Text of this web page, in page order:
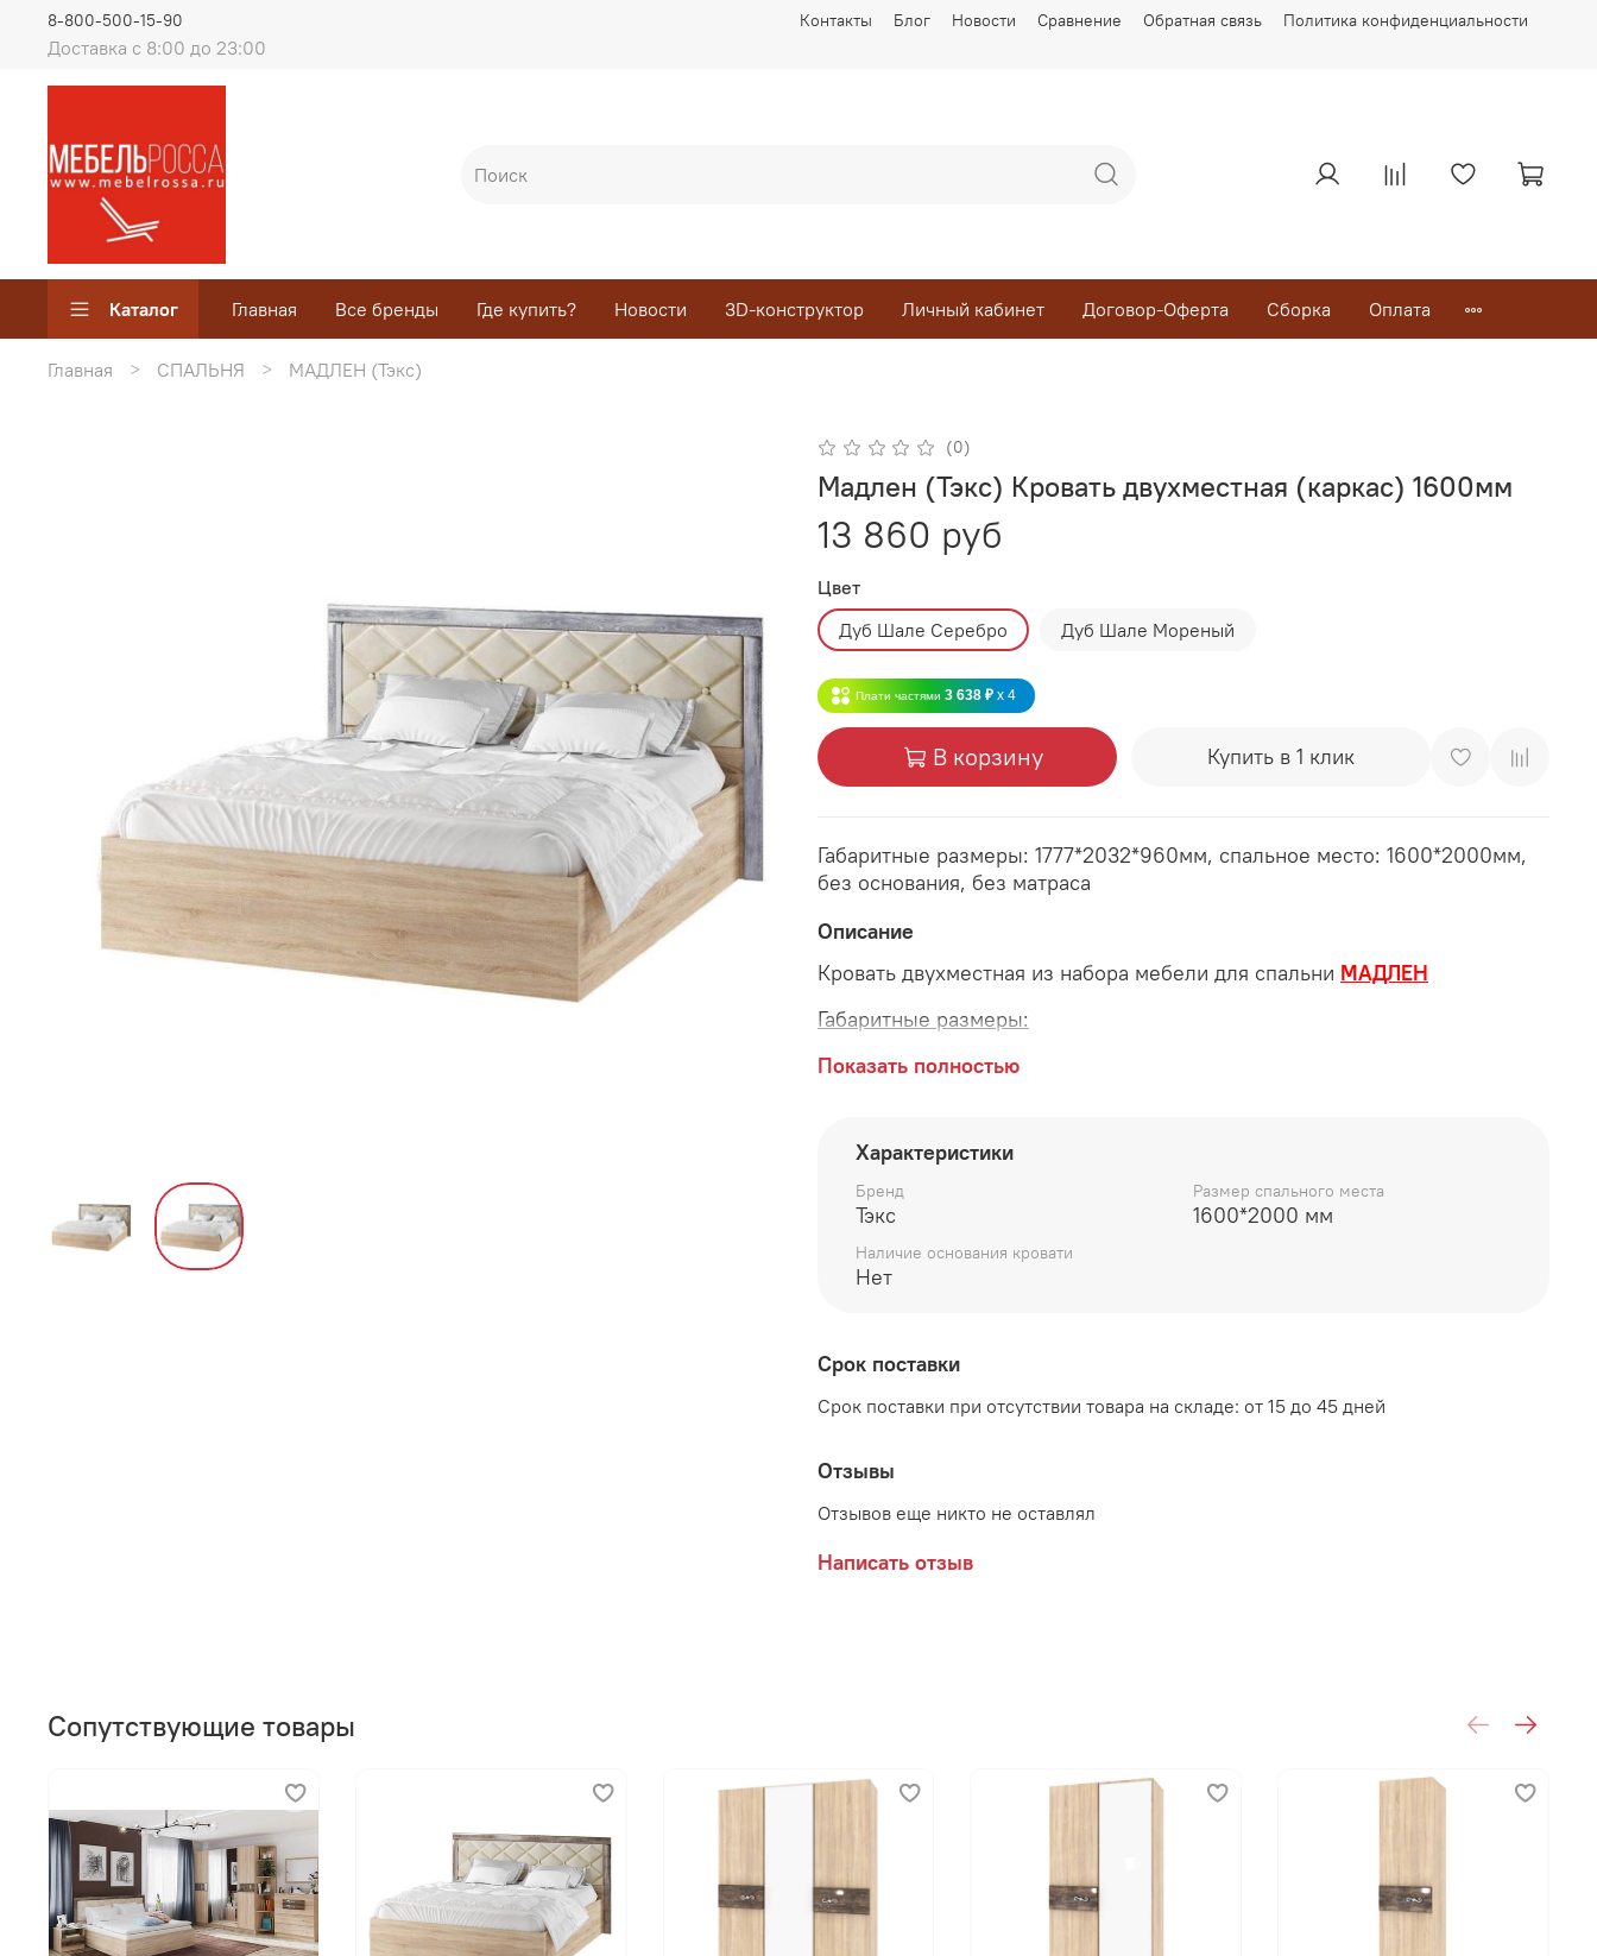
Контакты Блог Новости Сравнение Обратная связь Политика конфиденциальности
Доставка с 8:00 до 23:00
8-800-500-15-90
Каталог Главная Все бренды Где купить? Новости 3D-конструктор Личный кабинет Договор-Оферта Сборка Оплата
Главная СПАЛЬНЯ МАДЛЕН (Тэкс)
(0)
Мадлен (Тэкс) Кровать двухместная (каркас) 1600мм
13 860 руб
Цвет
Дуб Шале Серебро
Дуб Шале Мореный
Плати частями 3 638 ₽ x 4
В корзину Купить в 1 клик
Габаритные размеры: 1777*2032*960мм, спальное место: 1600*2000мм,
без основания, без матраса
Описание
Кровать двухместная из набора мебели для спальни МАДЛЕН
Габаритные размеры:
длина 2032 мм
высота 960 мм
Спальное место:
Цвет:Дуб Сонома
комплект не входят
Производитель:
Показать полностью
Характеристики
Бренд
Тэкс
Размер спального места
1600*2000 мм
Наличие основания кровати
Нет
Срок поставки
Срок поставки при отсутствии товара на складе: от 15 до 45 дней
Отзывы
Отзывов еще никто не оставлял
Написать отзыв
Сопутствующие товары